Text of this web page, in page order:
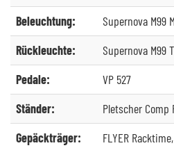
Beleuchtung:
Supernova M99
Rückleuchte:
Supernova M99
Pedale:
VP 527
Ständer:
Pletscher Comp
Gepäckträger:
FLYER